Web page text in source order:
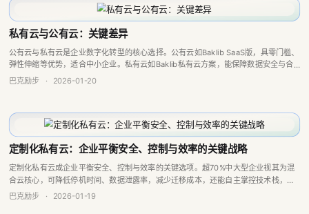
私有云与公有云：关键差异
公有云与私有云是企业数字化转型的核心选择。公有云如Baklib SaaS版，具零门槛、
弹性伸缩等优势，适合中小企业。私有云如Baklib私有云方案，能保障数据安全与合
规，适合金融等行业，但初始成本高。企业需依业务需求、成本、IT能力等...
巴克励步 · 2026-01-20
定制化私有云：企业平衡安全、控制与效率的关键战略
定制化私有云成企业平衡安全、控制与效率的关键选项。超70%中大型企业视其为混
合云核心，可降低停机时间、数据泄露率，减少迁移成本，还能自主掌控技术栈，打
破供应商锁定，与边缘计算融合创造新价值。
巴克励步 · 2026-01-19